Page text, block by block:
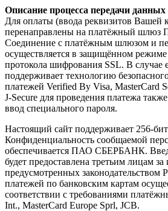
Описание процесса передачи данных
Для оплаты (ввода реквизитов Вашей
перенаправлены на платёжный
Соединение с платёжным шлюзом и
осуществляется в защищённом
протокола шифрования SSL. В случае
поддерживает технологию
платежей Verified By Visa, MasterCard
J-Secure для проведения платежа
ввод специального пароля.
Настоящий сайт поддерживает 256-
Конфиденциальность сообщаемой
обеспечивается ПАО СБЕРБАНК.
будет предоставлена третьим лицам
предусмотренных законодательством
платежей по банковским картам
соответствии с требованиями
Int., MasterCard Europe Sprl, JCB.